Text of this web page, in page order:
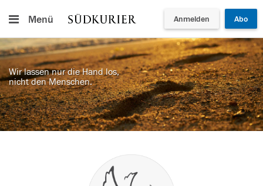
Menü Anmelden Abo
Wir lassen nur die Hand los,
nicht den Menschen.